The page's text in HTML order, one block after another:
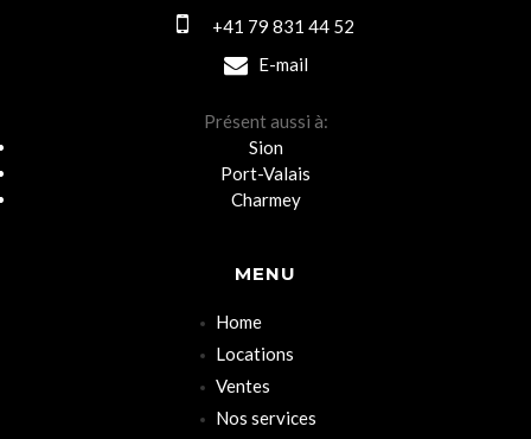
MENU
Home
Locations
Ventes
Nos services
+41 79 831 44 52
E-mail
Présent aussi à:
Sion
Port-Valais
Charmey